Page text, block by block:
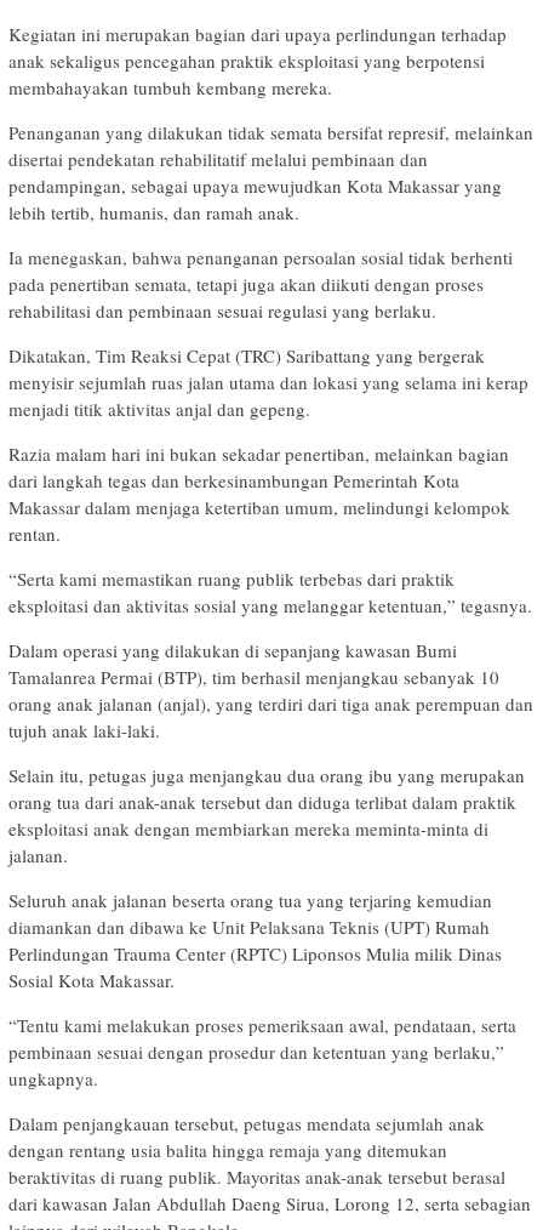
Kegiatan ini merupakan bagian dari upaya perlindungan terhadap
anak sekaligus pencegahan praktik eksploitasi yang berpotensi
membahayakan tumbuh kembang mereka.
Penanganan yang dilakukan tidak semata bersifat represif, melainkan
disertai pendekatan rehabilitatif melalui pembinaan dan
pendampingan, sebagai upaya mewujudkan Kota Makassar yang
lebih tertib, humanis, dan ramah anak.
Ia menegaskan, bahwa penanganan persoalan sosial tidak berhenti
pada penertiban semata, tetapi juga akan diikuti dengan proses
rehabilitasi dan pembinaan sesuai regulasi yang berlaku.
Dikatakan, Tim Reaksi Cepat (TRC) Saribattang yang bergerak
menyisir sejumlah ruas jalan utama dan lokasi yang selama ini kerap
menjadi titik aktivitas anjal dan gepeng.
Razia malam hari ini bukan sekadar penertiban, melainkan bagian
dari langkah tegas dan berkesinambungan Pemerintah Kota
Makassar dalam menjaga ketertiban umum, melindungi kelompok
rentan.
“Serta kami memastikan ruang publik terbebas dari praktik
eksploitasi dan aktivitas sosial yang melanggar ketentuan,” tegasnya.
Dalam operasi yang dilakukan di sepanjang kawasan Bumi
Tamalanrea Permai (BTP), tim berhasil menjangkau sebanyak 10
orang anak jalanan (anjal), yang terdiri dari tiga anak perempuan dan
tujuh anak laki-laki.
Selain itu, petugas juga menjangkau dua orang ibu yang merupakan
orang tua dari anak-anak tersebut dan diduga terlibat dalam praktik
eksploitasi anak dengan membiarkan mereka meminta-minta di
jalanan.
Seluruh anak jalanan beserta orang tua yang terjaring kemudian
diamankan dan dibawa ke Unit Pelaksana Teknis (UPT) Rumah
Perlindungan Trauma Center (RPTC) Liponsos Mulia milik Dinas
Sosial Kota Makassar.
“Tentu kami melakukan proses pemeriksaan awal, pendataan, serta
pembinaan sesuai dengan prosedur dan ketentuan yang berlaku,”
ungkapnya.
Dalam penjangkauan tersebut, petugas mendata sejumlah anak
dengan rentang usia balita hingga remaja yang ditemukan
beraktivitas di ruang publik. Mayoritas anak-anak tersebut berasal
dari kawasan Jalan Abdullah Daeng Sirua, Lorong 12, serta sebagian